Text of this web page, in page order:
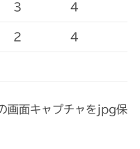
3 4
2 4
画面キャプチャをjpg保